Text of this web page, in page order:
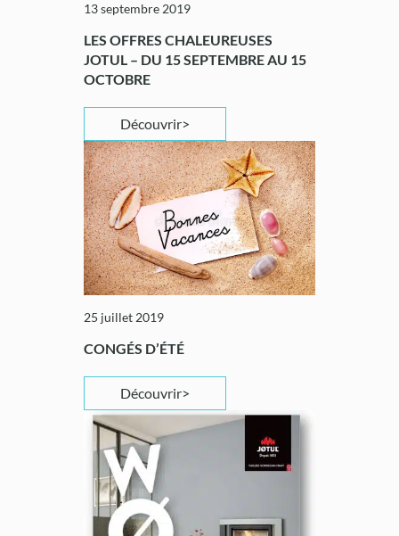
13 septembre 2019
LES OFFRES CHALEUREUSES
JOTUL – DU 15 SEPTEMBRE AU 15
OCTOBRE
Découvrir
25 juillet 2019
CONGÉS D’ÉTÉ
Découvrir